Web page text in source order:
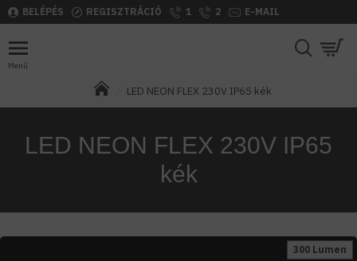
BELÉPÉS REGISZTRÁCIÓ 1 2 E-MAIL
LED NEON FLEX 230V IP65 kék
LED NEON FLEX 230V IP65
kék
300 Lumen